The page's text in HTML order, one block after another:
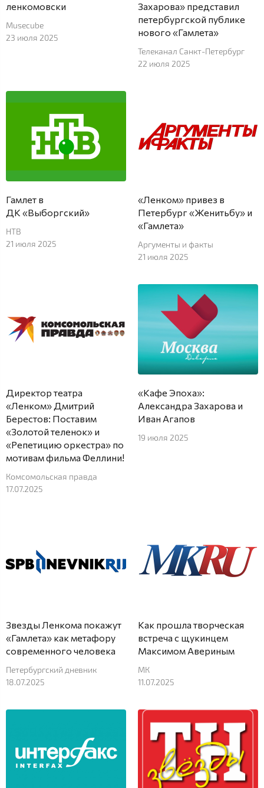
ленкомовски
Musecube
23 июля 2025
Захарова» представил
петербургской публике
нового «Гамлета»
Телеканал Санкт-Петербург
22 июля 2025
Гамлет в
ДК «Выборгский»
НТВ
21 июля 2025
«Ленком» привез в
Петербург «Женитьбу» и
«Гамлета»
Аргументы и факты
21 июля 2025
Директор театра
«Ленком» Дмитрий
Берестов: Поставим
«Золотой теленок» и
«Репетицию оркестра» по
мотивам фильма Феллини!
Комсомольская правда
17.07.2025
«Кафе Эпоха»:
Александра Захарова и
Иван Агапов
19 июля 2025
Звезды Ленкома покажут
«Гамлета» как метафору
современного человека
Петербургский дневник
18.07.2025
Как прошла творческая
встреча с щукинцем
Максимом Авериным
МК
11.07.2025